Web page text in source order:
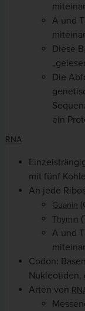
A und
Diese
Die
ein
RNA
mit fünf
An jede
Guanin
Thymin
A und
Codon:
Nukleotiden,
Arten von